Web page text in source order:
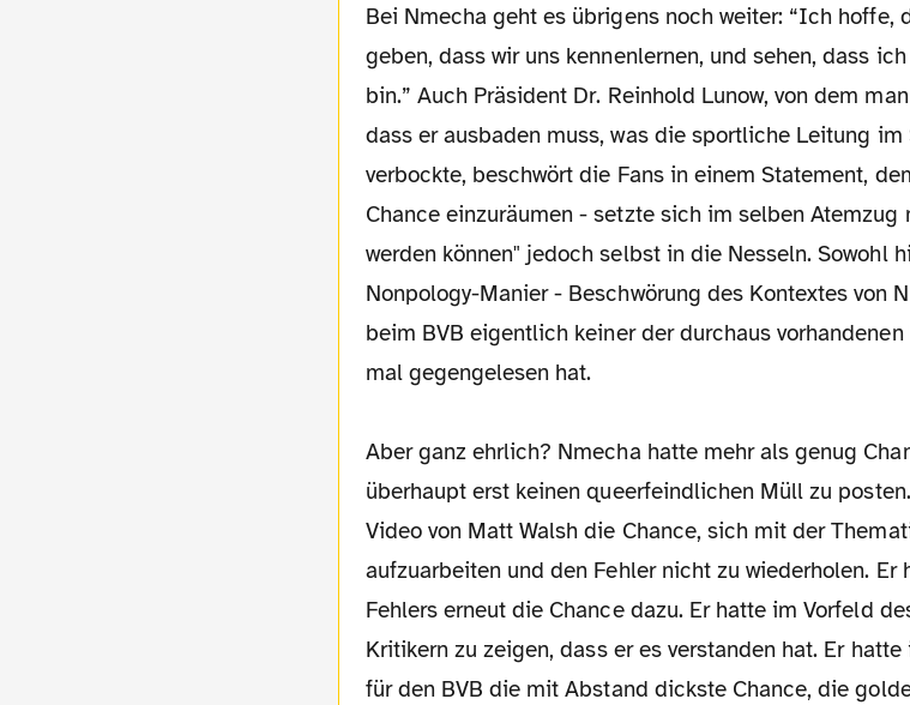
Bei Nmecha geht es übrigens noch weiter: “Ich hoffe,
geben, dass wir uns kennenlernen, und sehen, dass
bin.” Auch Präsident Dr. Reinhold Lunow, von dem
dass er ausbaden muss, was die sportliche Leitung
verbockte, beschwört die Fans in einem Statement,
Chance einzuräumen - setzte sich im selben
werden können" jedoch selbst in die Nesseln. Sowohl
Nonpology-Manier - Beschwörung des Kontextes von
beim BVB eigentlich keiner der durchaus
mal gegengelesen hat.
Aber ganz ehrlich? Nmecha hatte mehr als genug
überhaupt erst keinen queerfeindlichen Müll zu
Video von Matt Walsh die Chance, sich mit der
aufzuarbeiten und den Fehler nicht zu wiederholen.
Fehlers erneut die Chance dazu. Er hatte im Vorfeld
Kritikern zu zeigen, dass er es verstanden hat. Er
für den BVB die mit Abstand dickste Chance, die